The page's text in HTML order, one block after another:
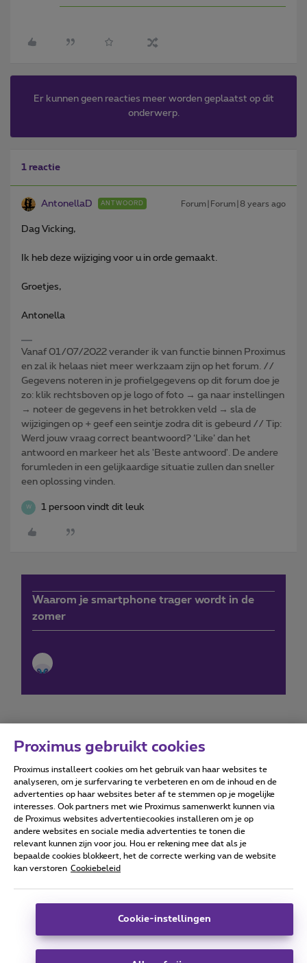
Er kunnen geen reacties meer worden geplaatst op dit
onderwerp.
1 reactie
AntonellaD ANTWOORD Forum|Forum|8 years ago
Dag Vicking,
Ik heb deze wijziging voor u in orde gemaakt.
Groetjes,
Antonella
Vanaf 01/07/2022 verander ik van functie binnen Proximus
en zal ik helaas niet meer werkzaam zijn op het forum. //
Gegevens noteren in je profielgegevens op dit forum doe je
zo: klik rechtsboven op je logo of foto → ga naar instellingen
→ noteer de gegevens in het betrokken veld → sla de
wijzigingen op + geef een seintje zodra dit is gebeurd // Tip:
Werd jouw vraag correct beantwoord? ‘Like’ dan het
antwoord en markeer het als 'Beste antwoord'. De andere
forumleden in een gelijkaardige situatie zullen dan sneller
een oplossing vinden.
W 1 persoon vindt dit leuk
Waarom je smartphone trager wordt in de
zomer
Forumvoorwaarden Accessibility statement
Alle rechten voorbehouden. © Proximus
Algemene voorwaarden, consumenteninfo
Deze website is gecreëerd en wordt beheerd conform het
Koning Albert II-laan 27 - B-1030 Brussel.
Proximus gebruikt cookies
Proximus installeert cookies om het gebruik van haar websites te
analyseren, om je surfervaring te verbeteren en om de inhoud en de
advertenties op haar websites beter af te stemmen op je mogelijke
interesses. Ook partners met wie Proximus samenwerkt kunnen via
de Proximus websites advertentiecookies installeren om je op
andere websites en sociale media advertenties te tonen die
relevant kunnen zijn voor jou. Hou er rekening mee dat als je
bepaalde cookies blokkeert, het de correcte werking van de website
kan verstoren Cookiebeleid
Cookie-instellingen